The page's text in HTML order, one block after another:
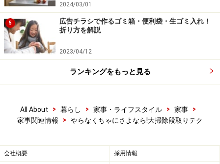
2024/03/01
5
広告チラシで作るゴミ箱・便利袋・生ゴミ入れ！
折り方を解説
2023/04/12
ランキングをもっと見る
All About > 暮らし > 家事・ライフスタイル > 家事
>
家事関連情報
> やらなくちゃにさよなら!大掃除段取りテク
会社概要 採用情報